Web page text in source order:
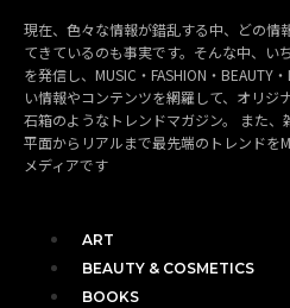
現在、色々な情報が錯乱する中、どの情
てきているのも事実です。そんな中、い
を発信し、MUSIC・FASHION・BEAUTY
い情報やコンテンツを網羅して、オリジ
石箱のようなトレンドマガジン。 また
平面からリアルまで最先端のトレンドを
メディアです
ART
BEAUTY & COSMETICS
BOOKS